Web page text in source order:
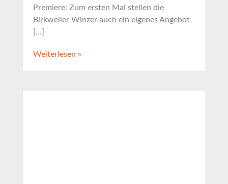
Premiere: Zum ersten Mal stellen die
Birkweiler Winzer auch ein eigenes Angebot
[…]
Weiterlesen »